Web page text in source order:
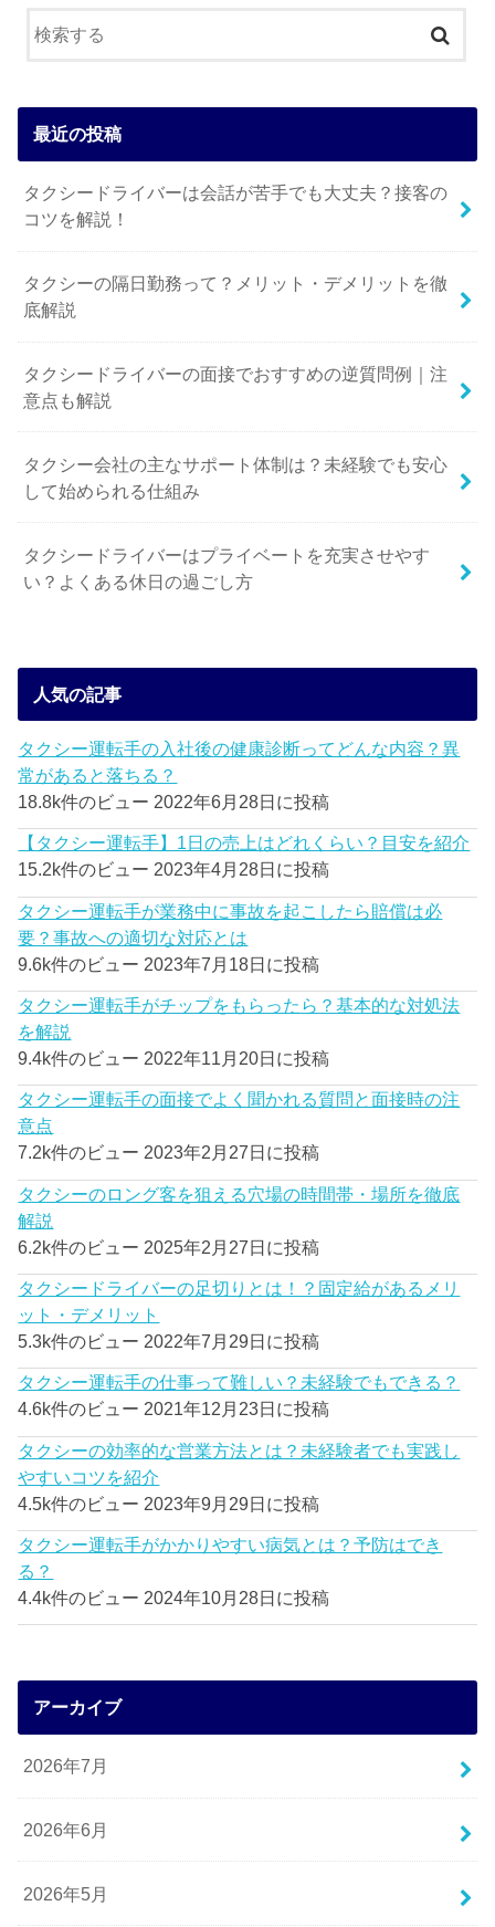
最近の投稿
タクシードライバーは会話が苦手でも大丈夫？接客の
コツを解説！
タクシーの隔日勤務って？メリット・デメリットを徹
底解説
タクシードライバーの面接でおすすめの逆質問例｜注
意点も解説
タクシー会社の主なサポート体制は？未経験でも安心
して始められる仕組み
タクシードライバーはプライベートを充実させやす
い？よくある休日の過ごし方
人気の記事
タクシー運転手の入社後の健康診断ってどんな内容？異
常があると落ちる？
18.8k件のビュー 2022年6月28日に投稿
【タクシー運転手】1日の売上はどれくらい？目安を紹介
15.2k件のビュー 2023年4月28日に投稿
タクシー運転手が業務中に事故を起こしたら賠償は必
要？事故への適切な対応とは
9.6k件のビュー 2023年7月18日に投稿
タクシー運転手がチップをもらったら？基本的な対処法
を解説
9.4k件のビュー 2022年11月20日に投稿
タクシー運転手の面接でよく聞かれる質問と面接時の注
意点
7.2k件のビュー 2023年2月27日に投稿
タクシーのロング客を狙える穴場の時間帯・場所を徹底
解説
6.2k件のビュー 2025年2月27日に投稿
タクシードライバーの足切りとは！？固定給があるメリ
ット・デメリット
5.3k件のビュー 2022年7月29日に投稿
タクシー運転手の仕事って難しい？未経験でもできる？
4.6k件のビュー 2021年12月23日に投稿
タクシーの効率的な営業方法とは？未経験者でも実践し
やすいコツを紹介
4.5k件のビュー 2023年9月29日に投稿
タクシー運転手がかかりやすい病気とは？予防はでき
る？
4.4k件のビュー 2024年10月28日に投稿
アーカイブ
2026年7月
2026年6月
2026年5月